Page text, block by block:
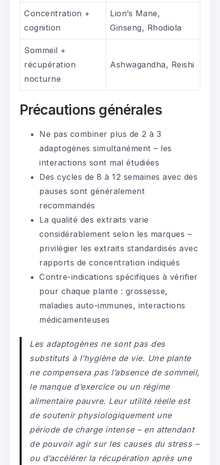
Concentration +
cognition
Lion’s Mane,
Ginseng, Rhodiola
Sommeil +
récupération
nocturne
Ashwagandha, Reishi
Précautions générales
Ne pas combiner plus de 2 à 3
adaptogènes simultanément – les
interactions sont mal étudiées
Des cycles de 8 à 12 semaines avec des
pauses sont généralement
recommandés
La qualité des extraits varie
considérablement selon les marques –
privilégier les extraits standardisés avec
rapports de concentration indiqués
Contre-indications spécifiques à vérifier
pour chaque plante : grossesse,
maladies auto-immunes, interactions
médicamenteuses
Les adaptogènes ne sont pas des
substituts à l’hygiène de vie. Une plante
ne compensera pas l’absence de sommeil,
le manque d’exercice ou un régime
alimentaire pauvre. Leur utilité réelle est
de soutenir physiologiquement une
période de charge intense – en attendant
de pouvoir agir sur les causes du stress –
ou d’accélérer la récupération après une